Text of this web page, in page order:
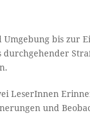
bis zur
LeserInnen
und